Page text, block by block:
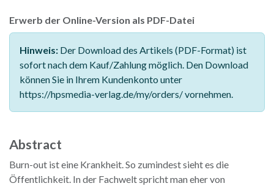
Erwerb der Online-Version als PDF-Datei
Hinweis: Der Download des Artikels (PDF-Format) ist
sofort nach dem Kauf/Zahlung möglich. Den Download
können Sie in Ihrem Kundenkonto unter
https://hpsmedia-verlag.de/my/orders/ vornehmen.
Abstract
Burn-out ist eine Krankheit. So zumindest sieht es die
Öffentlichkeit. In der Fachwelt spricht man eher von